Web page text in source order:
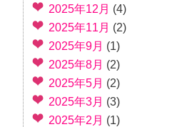
2025年12月 (4)
2025年11月 (2)
2025年9月 (1)
2025年8月 (2)
2025年5月 (2)
2025年3月 (3)
2025年2月 (1)